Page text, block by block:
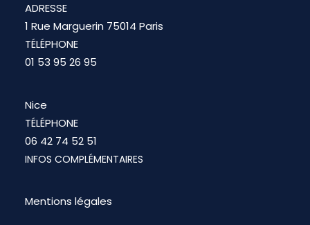
ADRESSE
1 Rue Marguerin 75014 Paris
TÉLÉPHONE
01 53 95 26 95
Nice
TÉLÉPHONE
06 42 74 52 51
INFOS COMPLÉMENTAIRES
Mentions légales